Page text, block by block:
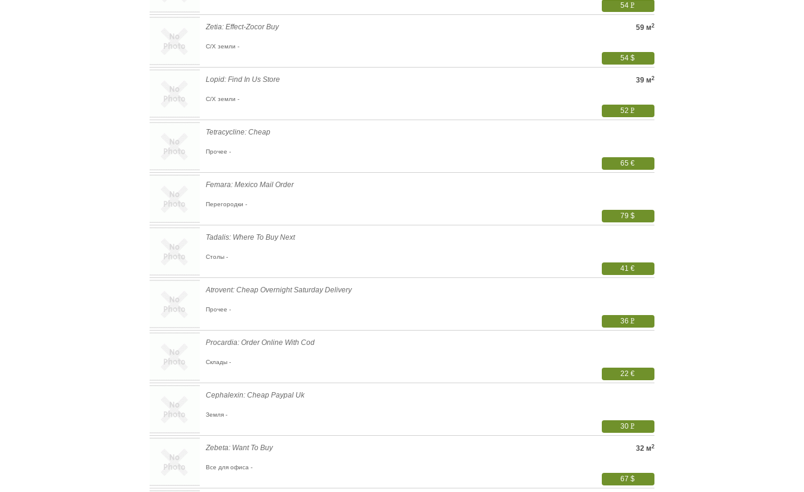
54 P
УБ.
59 м2
54 $
Zetia: Effect-Zocor Buy
С/Х земли -
39 м2
52 P
УБ.
Lopid: Find In Us Store
С/Х земли -
65 €
Tetracycline: Cheap
Прочее -
79 $
Femara: Mexico Mail Order
Перегородки -
41 €
Tadalis: Where To Buy Next
Столы -
36 P
УБ.
Atrovent: Cheap Overnight Saturday Delivery
Прочее -
22 €
Procardia: Order Online With Cod
Склады -
30 P
УБ.
Cephalexin: Cheap Paypal Uk
Земля -
32 м2
67 $
Zebeta: Want To Buy
Все для офиса -